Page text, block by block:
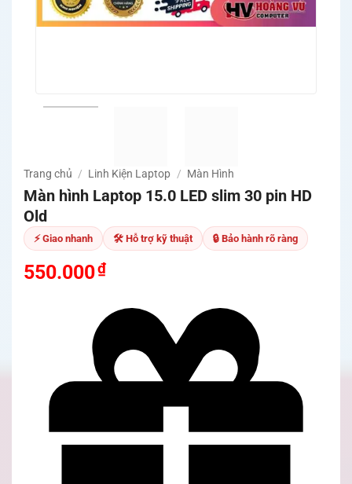
Trang chủ / Linh Kiện Laptop / Màn Hình
Màn hình Laptop 15.0 LED slim 30 pin HD
Old
⚡ Giao nhanh 🛠 Hỗ trợ kỹ thuật 🔒 Bảo hành rõ ràng
550.000₫